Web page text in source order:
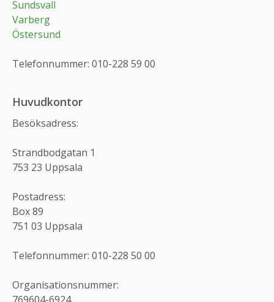
Sundsvall
Varberg
Östersund
Telefonnummer: 010-228 59 00
Huvudkontor
Besöksadress:
Strandbodgatan 1
753 23 Uppsala
Postadress:
Box 89
751 03 Uppsala
Telefonnummer: 010-228 50 00
Organisationsnummer: